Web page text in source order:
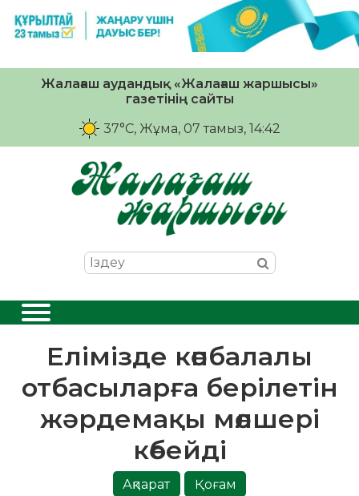
Жалағаш аудандық «Жалағаш жаршысы»
газетінің сайты
37°C, Жұма, 07 тамыз, 14:42
Елімізде көпбалалы
отбасыларға берілетін
жәрдемақы мөлшері
көбейді
Ақпарат
Қоғам